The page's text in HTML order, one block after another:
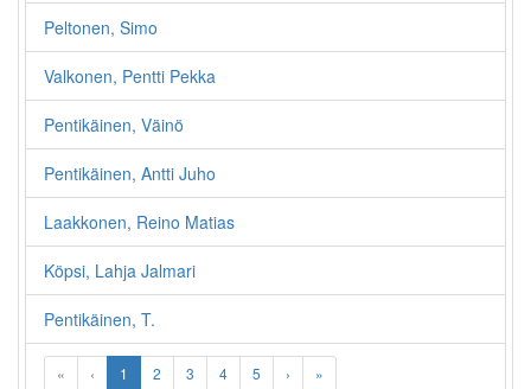
Peltonen, Simo
Valkonen, Pentti Pekka
Pentikäinen, Väinö
Pentikäinen, Antti Juho
Laakkonen, Reino Matias
Köpsi, Lahja Jalmari
Pentikäinen, T.
« ‹ 1 2 3 4 5 › »